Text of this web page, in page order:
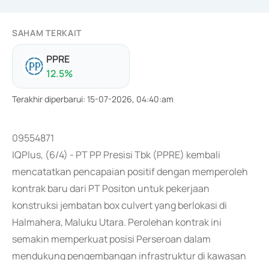
SAHAM TERKAIT
PPRE
12.5%
Terakhir diperbarui: 15-07-2026, 04:40:am
09554871
IQPlus, (6/4) - PT PP Presisi Tbk (PPRE) kembali
mencatatkan pencapaian positif dengan memperoleh
kontrak baru dari PT Positon untuk pekerjaan
konstruksi jembatan box culvert yang berlokasi di
Halmahera, Maluku Utara. Perolehan kontrak ini
semakin memperkuat posisi Perseroan dalam
mendukung pengembangan infrastruktur di kawasan